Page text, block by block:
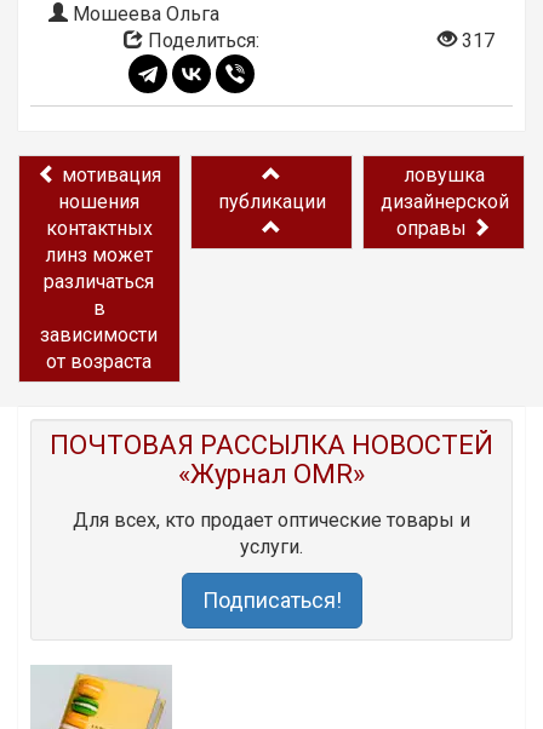
Мошеева Ольга
Поделиться:
317
мотивация
ношения
контактных
линз может
различаться
в
зависимости
от возраста
публикации
ловушка
дизайнерской
оправы
ПОЧТОВАЯ РАССЫЛКА НОВОСТЕЙ
«Журнал OMR»
Для всех, кто продает оптические товары и
услуги.
Подписаться!